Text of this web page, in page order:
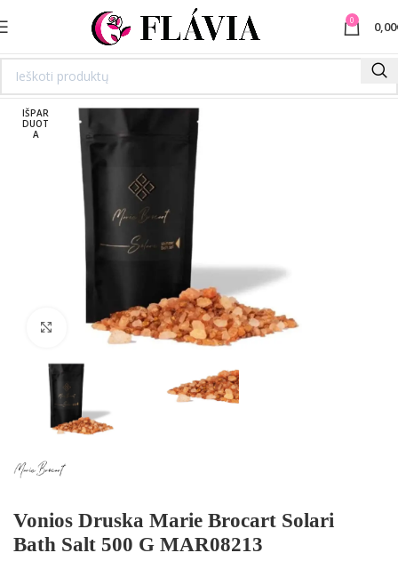
0 0,00
IŠPAR
DUOT
A
Spustelėkite norėdami padidinti
Vonios Druska Marie Brocart Solari
Bath Salt 500 G MAR08213